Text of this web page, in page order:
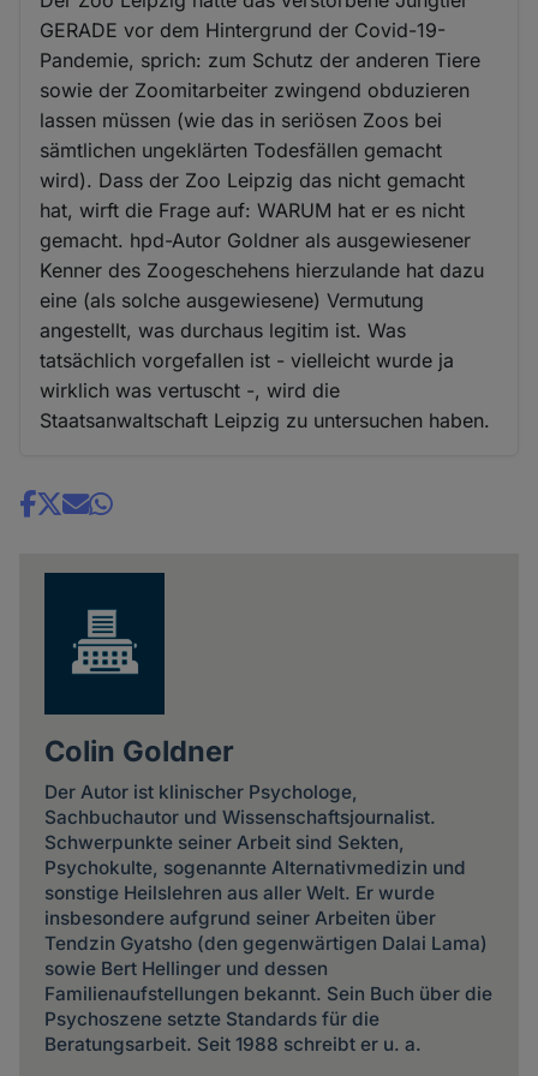
GERADE vor dem Hintergrund der Covid-19-
Pandemie, sprich: zum Schutz der anderen Tiere
sowie der Zoomitarbeiter zwingend obduzieren
lassen müssen (wie das in seriösen Zoos bei
sämtlichen ungeklärten Todesfällen gemacht
wird). Dass der Zoo Leipzig das nicht gemacht
hat, wirft die Frage auf: WARUM hat er es nicht
gemacht. hpd-Autor Goldner als ausgewiesener
Kenner des Zoogeschehens hierzulande hat dazu
eine (als solche ausgewiesene) Vermutung
angestellt, was durchaus legitim ist. Was
tatsächlich vorgefallen ist - vielleicht wurde ja
wirklich was vertuscht -, wird die
Staatsanwaltschaft Leipzig zu untersuchen haben.
Share
Colin Goldner
Der Autor ist klinischer Psychologe,
Sachbuchautor und Wissenschaftsjournalist.
Schwerpunkte seiner Arbeit sind Sekten,
Psychokulte, sogenannte Alternativmedizin und
sonstige Heilslehren aus aller Welt. Er wurde
insbesondere aufgrund seiner Arbeiten über
Tendzin Gyatsho (den gegenwärtigen Dalai Lama)
sowie Bert Hellinger und dessen
Familienaufstellungen bekannt. Sein Buch über die
Psychoszene setzte Standards für die
Beratungsarbeit. Seit 1988 schreibt er u. a.